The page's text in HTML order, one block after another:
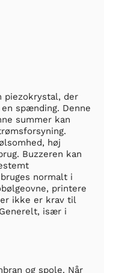
piezokrystal, der
spænding. Denne
summer kan
høj
Buzzeren kan
normalt i
printere
ikke er krav til
især i
og spole. Når